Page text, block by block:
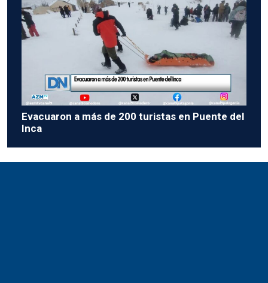
Evacuaron a más de 200 turistas en Puente del
Inca